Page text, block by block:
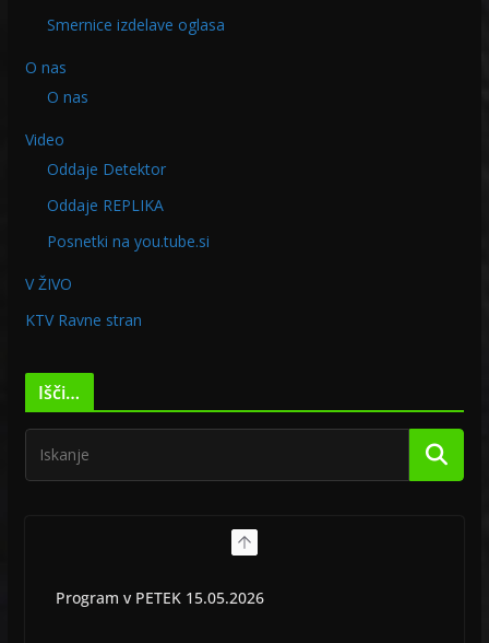
Smernice izdelave oglasa
O nas
O nas
Video
Oddaje Detektor
Oddaje REPLIKA
Posnetki na you.tube.si
V ŽIVO
KTV Ravne stran
Išči…
Program v PETEK 15.05.2026